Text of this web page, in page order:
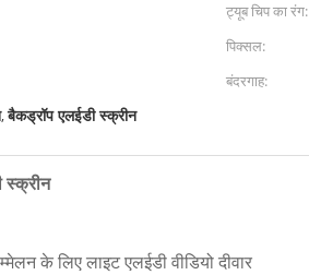
ट्यूब चिप का रंग:
पिक्सल:
बंदरगाह:
,बैकड्रॉप एलईडी स्क्रीन
स्क्रीन
के लिए लाइट एलईडी वीडियो दीवार